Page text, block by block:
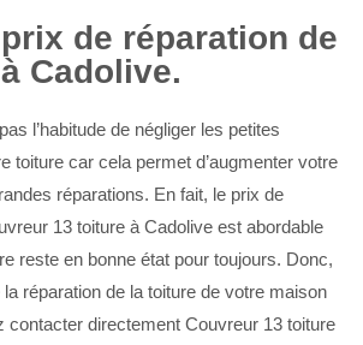
de réparation de
Cadolive.
l’habitude de négliger les petites
toiture car cela permet d’augmenter votre
réparations. En fait, le prix de
13 toiture à Cadolive est abordable
reste en bonne état pour toujours. Donc,
réparation de la toiture de votre maison
contacter directement Couvreur 13 toiture